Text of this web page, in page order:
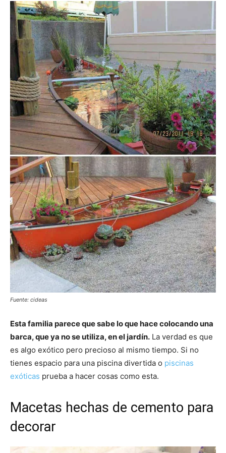
Fuente: cideas
Esta familia parece que sabe lo que hace colocando una
barca, que ya no se utiliza, en el jardín. La verdad es que
es algo exótico pero precioso al mismo tiempo. Si no
tienes espacio para una piscina divertida o piscinas
exóticas prueba a hacer cosas como esta.
Macetas hechas de cemento para
decorar